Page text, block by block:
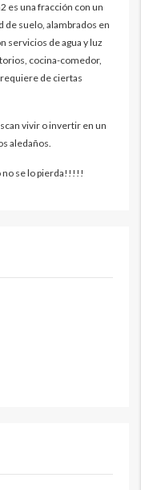
es una fracción con un
suelo, alambrados en
servicios de agua y luz
cocina-comedor,
de ciertas
vivir o invertir en un
aledaños.
no se lo pierda!!!!!